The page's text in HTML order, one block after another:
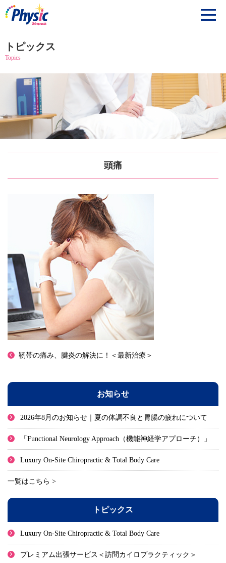
トピックス
Topics
頭痛
靭帯の痛み、腱炎の解決に！＜最新治療＞
お知らせ
2026年8月のお知らせ｜夏の体調不良と胃腸の疲れについて
「Functional Neurology Approach（機能神経学アプローチ）」
Luxury On-Site Chiropractic & Total Body Care
一覧はこちら >
トピックス
Luxury On-Site Chiropractic & Total Body Care
プレミアム出張サービス＜訪問カイロプラクティック＞